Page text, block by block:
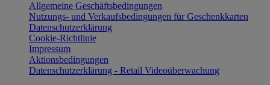
Allgemeine Geschäftsbedingungen
Nutzungs- und Verkaufsbedingungen für Geschenkkarten
Datenschutzerklärung
Cookie-Richtlinie
Impressum
Aktionsbedingungen
Datenschutzerklärung - Retail Videoüberwachung